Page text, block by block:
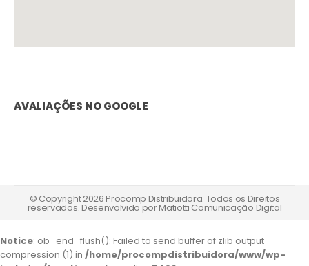
AVALIAÇÕES NO GOOGLE
© Copyright 2026 Procomp Distribuidora. Todos os Direitos
reservados. Desenvolvido porMatiotti Comunicação Digital
Notice: ob_end_flush(): Failed to send buffer of zlib output
compression (1) in /home/procompdistribuidora/www/wp-